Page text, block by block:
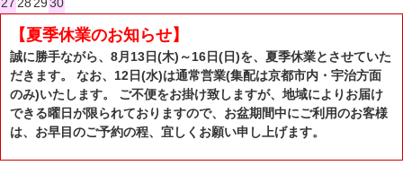
【夏季休業のお知らせ】
誠に勝手ながら、8月13日(木)～16日(日)を、夏季休業とさせていた
だきます。 なお、12日(水)は通常営業(集配は京都市内・宇治方面
のみ)いたします。 ご不便をお掛け致しますが、地域によりお届け
できる曜日が限られておりますので、お盆期間中にご利用のお客様
は、お早目のご予約の程、宜しくお願い申し上げます。